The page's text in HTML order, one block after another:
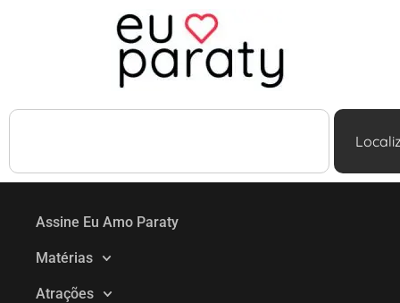
Assine Eu Amo Paraty
Matérias
Atrações